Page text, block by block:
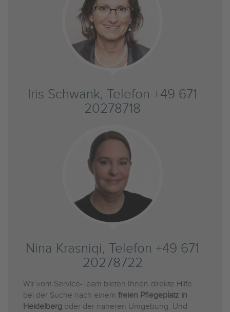
Iris Schwank, Telefon +49 671
20278718
Nina Krasniqi, Telefon +49 671
20278722
Wir vom Service-Team bieten Ihnen direkte Hilfe
bei der Suche nach einem freien Pflegeplatz in
Heidelberg oder der näheren Umgebung. Und